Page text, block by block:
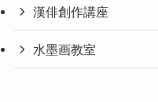
漢俳創作講座
水墨画教室